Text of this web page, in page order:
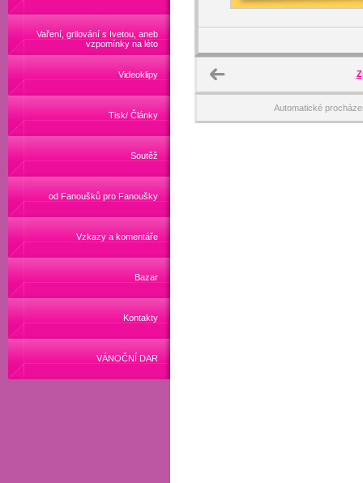
Vaření, grilování s Ivetou, aneb
vzpomínky na léto
Videoklipy
Tisk/ Články
Soutěž
od Fanoušků pro Fanoušky
Vzkazy a komentáře
Bazar
Kontakty
VÁNOČNÍ DAR
Automatické